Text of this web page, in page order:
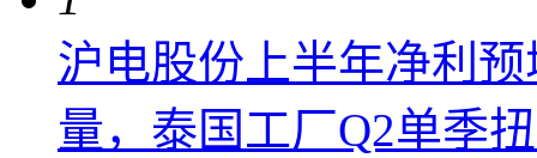
沪电股份上半年净利
量，泰国工厂Q2单季